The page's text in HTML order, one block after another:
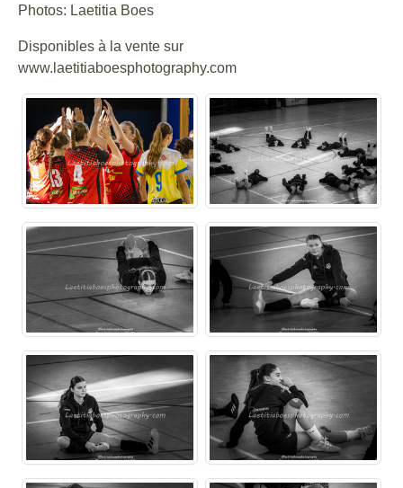
Photos: Laetitia Boes
Disponibles à la vente sur
www.laetitiaboesphotography.com